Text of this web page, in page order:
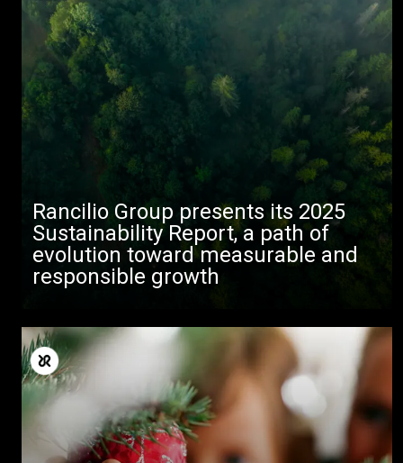
Rancilio Group presents its 2025
Sustainability Report, a path of
evolution toward measurable and
responsible growth